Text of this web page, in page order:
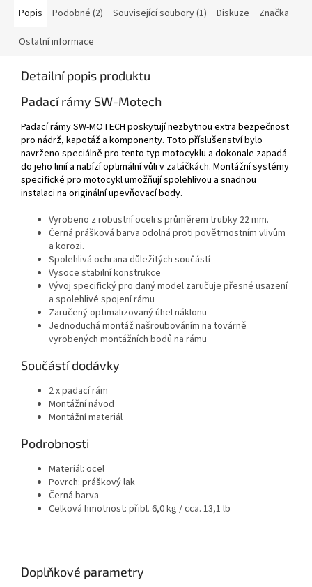
Popis Podobné (2) Související soubory (1) Diskuze Značka
Ostatní informace
Detailní popis produktu
Padací rámy SW-Motech
Padací rámy SW-MOTECH poskytují nezbytnou extra bezpečnost
pro nádrž, kapotáž a komponenty. Toto příslušenství bylo
navrženo speciálně pro tento typ motocyklu a dokonale zapadá
do jeho linií a nabízí optimální vůli v zatáčkách. Montážní systémy
specifické pro motocykl umožňují spolehlivou a snadnou
instalaci na originální upevňovací body.
Vyrobeno z robustní oceli s průměrem trubky 22 mm.
Černá prášková barva odolná proti povětrnostním vlivům
a korozi.
Spolehlivá ochrana důležitých součástí
Vysoce stabilní konstrukce
Vývoj specifický pro daný model zaručuje přesné usazení
a spolehlivé spojení rámu
Zaručený optimalizovaný úhel náklonu
Jednoduchá montáž našroubováním na továrně
vyrobených montážních bodů na rámu
Součástí dodávky
2 x padací rám
Montážní návod
Montážní materiál
Podrobnosti
Materiál: ocel
Povrch: práškový lak
Černá barva
Celková hmotnost: přibl. 6,0 kg / cca. 13,1 lb
Doplňkové parametry